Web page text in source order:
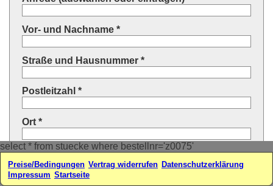
select * from stuecke where bestellnr='z0075'
Vor- und Nachname *
Straße und Hausnummer *
Postleitzahl *
Ort *
Land * (auswählen oder eintragen)
Ihre E-Mail-Adresse*
Preise/Bedingungen Vertrag widerrufen Datenschutzerklärung
Impressum Startseite